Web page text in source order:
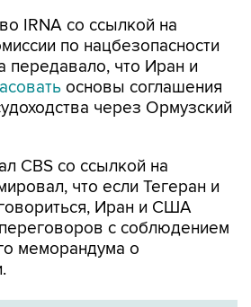
IRNA со ссылкой на
по нацбезопасности
передавало, что Иран и
основы соглашения
через Ормузский
CBS со ссылкой на
что если Тегеран и
Иран и США
с соблюдением
меморандума о